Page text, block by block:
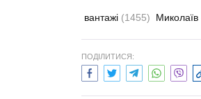
вантажі (1455) Миколаїв
ПОДІЛИТИСЯ: